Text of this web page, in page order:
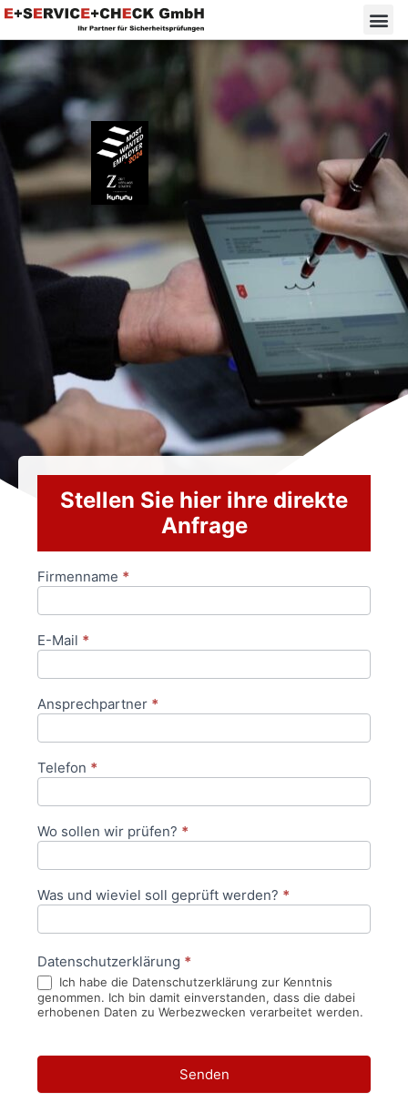
Stellen Sie hier ihre direkte
Anfrage
Anfrageformular
Firmenname *
E-Mail *
Ansprechpartner *
Telefon *
Wo sollen wir prüfen? *
Was und wieviel soll geprüft werden? *
Datenschutzerklärung *
Ich habe die Datenschutzerklärung zur Kenntnis
genommen. Ich bin damit einverstanden, dass die dabei
erhobenen Daten zu Werbezwecken verarbeitet werden.
Senden